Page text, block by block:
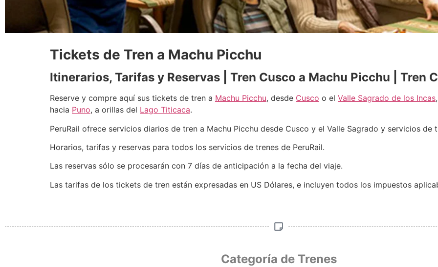
Tickets de Tren a Machu Picchu
Itinerarios, Tarifas y Reservas | Tren Cusco a Machu Picchu | Tren
Reserve y compre aquí sus tickets de tren a Machu Picchu, desde Cusco o el Valle Sagrado de los Incas
hacia Puno, a orillas del Lago Titicaca.
PeruRail ofrece servicios diarios de tren a Machu Picchu desde Cusco y el Valle Sagrado y servicios de
Horarios, tarifas y reservas para todos los servicios de trenes de PeruRail.
Las reservas sólo se procesarán con 7 días de anticipación a la fecha del viaje.
Las tarifas de los tickets de tren están expresadas en US Dólares, e incluyen todos los impuestos
Categoría de Trenes